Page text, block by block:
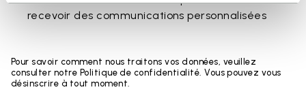
recevoir des communications personnalisées
Pour savoir comment nous traitons vos données, veuillez
consulter notre Politique de confidentialité. Vous pouvez vous
désinscrire à tout moment.